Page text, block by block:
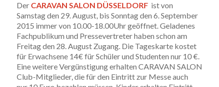
DerCARAVAN SALON DÜSSELDORF ist von
Samstag den 29. August, bis Sonntag den 6. September
2015 immer von 10.00-18.00Uhr geöffnet. Geladenes
Fachpublikum und Pressevertreter haben schon am
Freitag den 28. August Zugang. Die Tageskarte kostet
für Erwachsene 14€ für Schüler und Studenten nur 10 €.
Eine weitere Vergünstigung erhalten CARAVAN SALON
Club-Mitglieder, die für den Eintritt zur Messe auch